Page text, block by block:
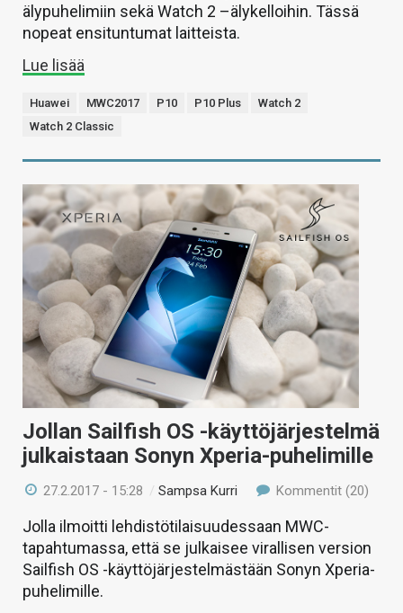
älypuhelimiin sekä Watch 2 –älykelloihin. Tässä
nopeat ensituntumat laitteista.
Lue lisää
Huawei MWC2017 P10 P10 Plus
Watch 2
Watch 2 Classic
Jollan Sailfish OS -käyttöjärjestelmä
julkaistaan Sonyn Xperia-puhelimille
27.2.2017 - 15:28 /Sampsa Kurri Kommentit (20)
Jolla ilmoitti lehdistötilaisuudessaan MWC-
tapahtumassa, että se julkaisee virallisen version
Sailfish OS -käyttöjärjestelmästään Sonyn Xperia-
puhelimille.